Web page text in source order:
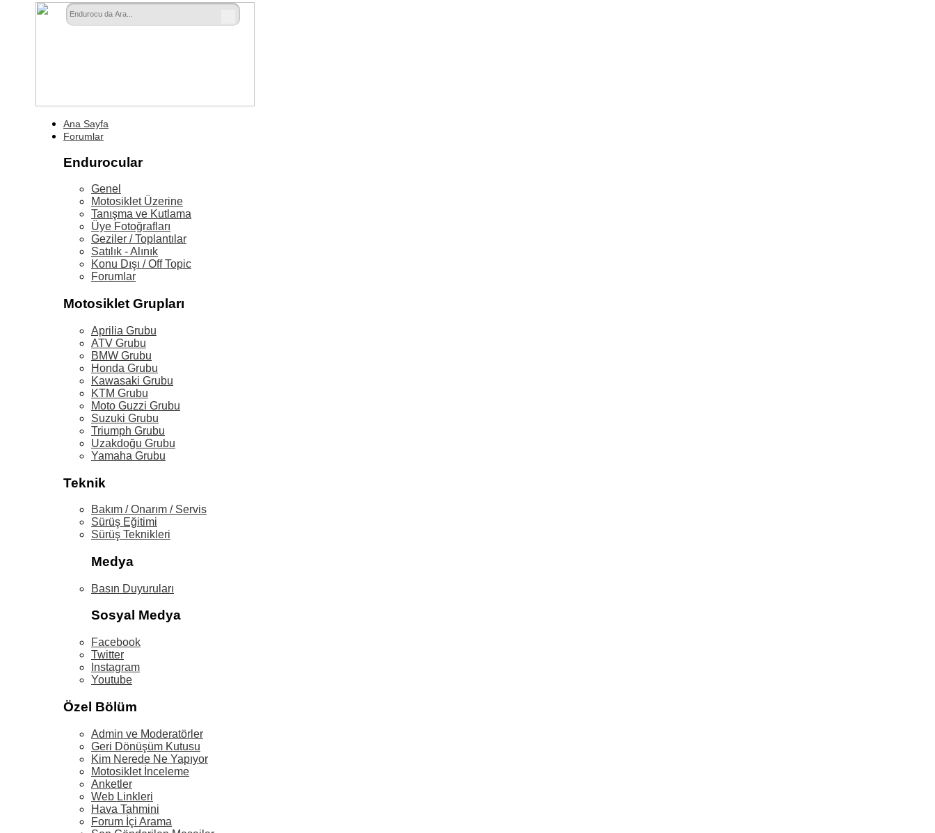
Ana Sayfa
Forumlar
Endurocular
Genel
Motosiklet Üzerine
Tanışma ve Kutlama
Üye Fotoğrafları
Geziler / Toplantılar
Satılık - Alınık
Konu Dışı / Off Topic
Forumlar
Motosiklet Grupları
Aprilia Grubu
ATV Grubu
BMW Grubu
Honda Grubu
Kawasaki Grubu
KTM Grubu
Moto Guzzi Grubu
Suzuki Grubu
Triumph Grubu
Uzakdoğu Grubu
Yamaha Grubu
Teknik
Bakım / Onarım / Servis
Sürüş Eğitimi
Sürüş Teknikleri
Medya
Basın Duyuruları
Sosyal Medya
Facebook
Twitter
Instagram
Youtube
Özel Bölüm
Admin ve Moderatörler
Geri Dönüşüm Kutusu
Kim Nerede Ne Yapıyor
Motosiklet İnceleme
Anketler
Web Linkleri
Hava Tahmini
Forum İçi Arama